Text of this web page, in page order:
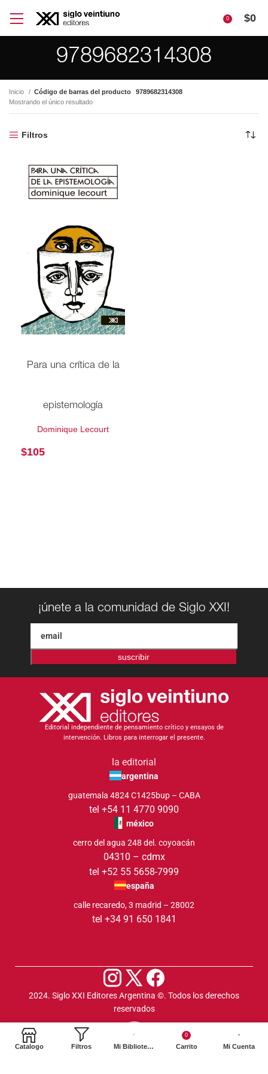
0 $0
9789682314308
Inicio Código de barras del producto
9789682314308
Mostrando el único resultado
Filtros
Para una crítica de la
epistemología
Dominique Lecourt
$105
¡únete a la comunidad de Siglo XXI!
suscribir
Editorial independiente de pensamiento crítico y ensayos de
intervención. Libros para interrogar el presente.
la editorial
argentina
guatemala 4824 C1425bup – CABA
tel +54 11 4770 9090
méxico
cerro del agua 248 del. coyoacán
04310 – cdmx
tel +52 55 5658-7999
españa
calle recaredo, 3 madrid – 28002
tel +34 91 650 1841
2024. Siglo XXI Editores Argentina ©️. Todos los derechos
reservados
Catalogo Filtros Mi Biblioteca
0
Carrito Mi Cuenta